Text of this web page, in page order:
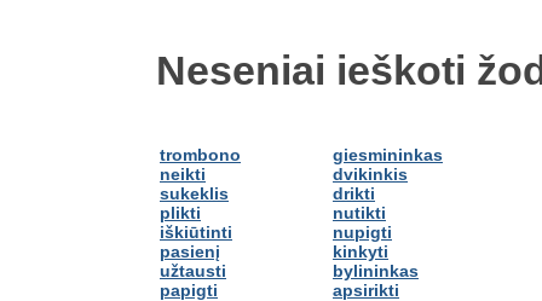
Neseniai ieškoti
trombono
neikti
sukeklis
plikti
iškiūtinti
pasienį
užtausti
papigti
giesmininkas
dvikinkis
drikti
nutikti
nupigti
kinkyti
bylininkas
apsirikti